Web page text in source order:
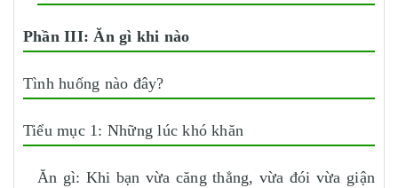
Phần III: Ăn gì khi nào
Tình huống nào đây?
Tiểu mục 1: Những lúc khó khăn
Ăn gì: Khi bạn vừa căng thẳng, vừa đói vừa giận